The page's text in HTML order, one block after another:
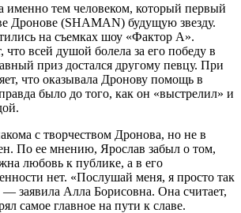
именно тем человеком, который первый
Дронове (SHAMAN) будущую звезду.
на съемках шоу «Фактор А».
всей душой болела за его победу в
приз достался другому певцу. При
что оказывала Дронову помощь в
было до того, как он «выстрелил» и
с творчеством Дронова, но не в
По ее мнению, Ярослав забыл о том,
любовь к публике, а в его
нет. «Послушай меня, я просто так
заявила Алла Борисовна. Она считает,
самое главное на пути к славе.